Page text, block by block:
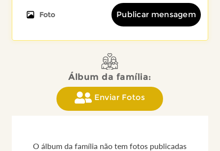
Foto Publicar mensagem
Álbum da família:
Enviar Fotos
O álbum da família não tem fotos publicadas